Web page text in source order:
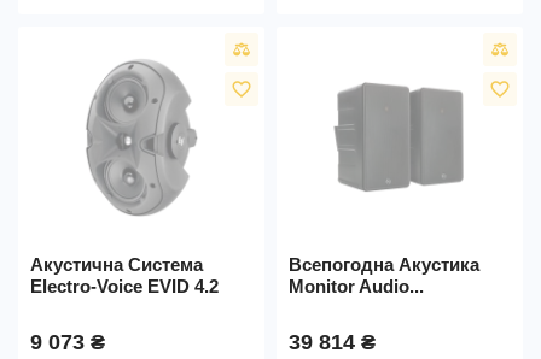
favorite_border
Акустична Система
Electro-Voice EVID 4.2
9 073 ₴
favorite_border
Всепогодна Акустика
Monitor Audio...
39 814 ₴